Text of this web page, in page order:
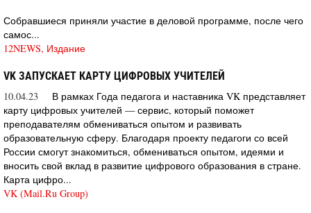
Собравшиеся приняли участие в деловой программе, после чего
самос...
12NEWS, Издание
VK ЗАПУСКАЕТ КАРТУ ЦИФРОВЫХ УЧИТЕЛЕЙ
10.04.23
В рамках Года педагога и наставника VK представляет
карту цифровых учителей — сервис, который поможет
преподавателям обмениваться опытом и развивать
образовательную сферу. Благодаря проекту педагоги со всей
России смогут знакомиться, обмениваться опытом, идеями и
вносить свой вклад в развитие цифрового образования в стране.
Карта цифро...
VK (Mail.Ru Group)